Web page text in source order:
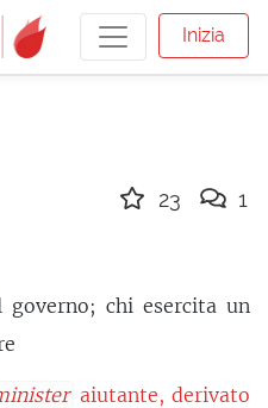
Inizia
governo; chi esercita un
aiutante, derivato
23 1